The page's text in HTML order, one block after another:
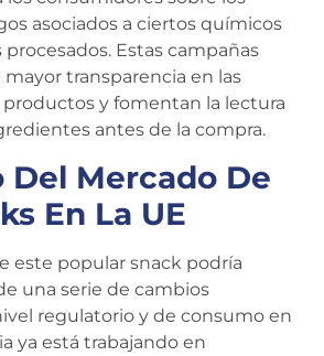
asociados a ciertos químicos
Estas campañas
transparencia en las
y fomentan la lectura
antes de la compra.
Del Mercado De
En La UE
este popular snack podría
una serie de cambios
regulatorio y de consumo en
ya está trabajando en